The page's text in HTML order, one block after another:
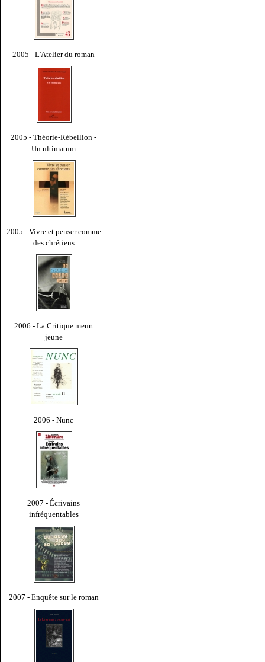
2005 - L'Atelier du roman
2005 - Théorie-Rébellion -
Un ultimatum
2005 - Vivre et penser comme
des chrétiens
2006 - La Critique meurt
jeune
2006 - Nunc
2007 - Écrivains
infréquentables
2007 - Enquête sur le roman